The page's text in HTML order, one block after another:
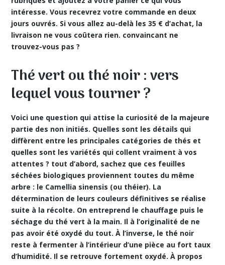
intéresse. Vous recevrez votre commande en deux
jours ouvrés. Si vous allez au-delà les 35 € d’achat, la
livraison ne vous coûtera rien. convaincant ne
trouvez-vous pas ?
Thé vert ou thé noir : vers
lequel vous tourner ?
Voici une question qui attise la curiosité de la majeure
partie des non initiés. Quelles sont les détails qui
diffèrent entre les principales catégories de thés et
quelles sont les variétés qui collent vraiment à vos
attentes ? tout d’abord, sachez que ces feuilles
séchées biologiques proviennent toutes du même
arbre : le Camellia sinensis (ou théier). La
détermination de leurs couleurs définitives se réalise
suite à la récolte. On entreprend le chauffage puis le
séchage du thé vert à la main. Il à l’originalité de ne
pas avoir été oxydé du tout. À l’inverse, le thé noir
reste à fermenter à l’intérieur d’une pièce au fort taux
d’humidité. Il se retrouve fortement oxydé. À propos